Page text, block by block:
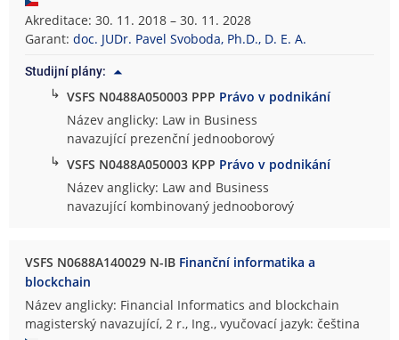
Akreditace: 30. 11. 2018 – 30. 11. 2028
Garant:doc. JUDr. Pavel Svoboda, Ph.D., D. E. A.
Studijní plány:
↳ VSFS N0488A050003 PPP Právo v podnikání
Název anglicky: Law in Business
navazující prezenční jednooborový
↳ VSFS N0488A050003 KPP Právo v podnikání
Název anglicky: Law and Business
navazující kombinovaný jednooborový
VSFS N0688A140029 N-IB Finanční informatika a
blockchain
Název anglicky: Financial Informatics and blockchain
magisterský navazující, 2 r., Ing., vyučovací jazyk: čeština